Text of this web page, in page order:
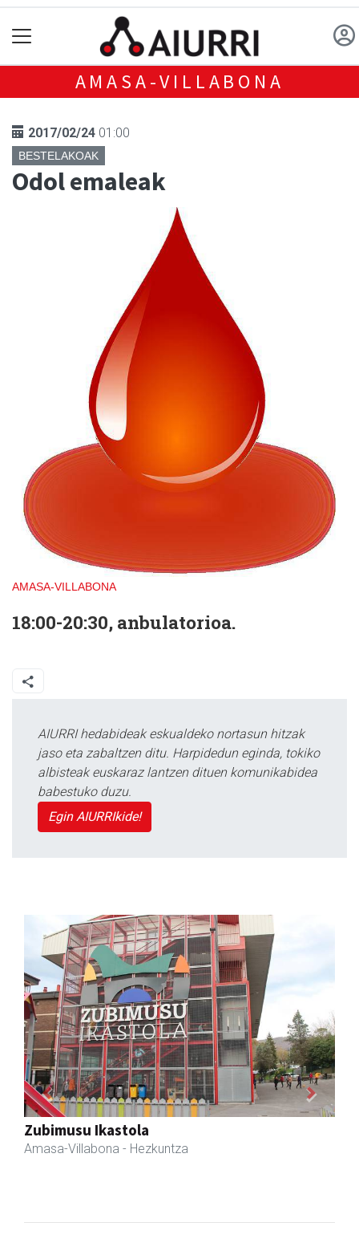
AMASA-VILLABONA
2017/02/24 01:00
BESTELAKOAK
Odol emaleak
AMASA-VILLABONA
18:00-20:30, anbulatorioa.
AIURRI hedabideak eskualdeko nortasun hitzak
jaso eta zabaltzen ditu. Harpidedun eginda, tokiko
albisteak euskaraz lantzen dituen komunikabidea
babestuko duzu.
Egin AIURRIkide!
Zubimusu Ikastola
Amasa-Villabona - Hezkuntza
Previous Next